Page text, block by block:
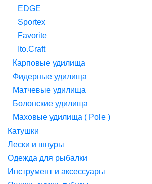
EDGE
Sportex
Favorite
Ito.Craft
Карповые удилища
Фидерные удилища
Матчевые удилища
Болонские удилища
Маховые удилища ( Pole )
Катушки
Лески и шнуры
Одежда для рыбалки
Инструмент и аксессуары